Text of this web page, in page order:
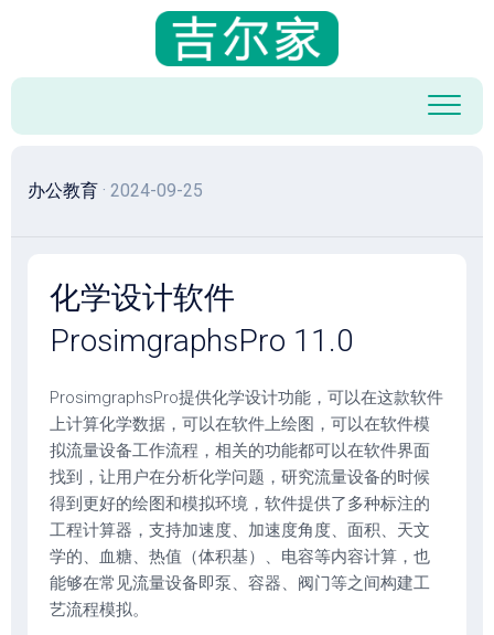
容
办公教育 · 2024-09-25
化学设计软件
ProsimgraphsPro 11.0
ProsimgraphsPro提供化学设计功能，可以在这款软件
上计算化学数据，可以在软件上绘图，可以在软件模
拟流量设备工作流程，相关的功能都可以在软件界面
找到，让用户在分析化学问题，研究流量设备的时候
得到更好的绘图和模拟环境，软件提供了多种标注的
工程计算器，支持加速度、加速度角度、面积、天文
学的、血糖、热值（体积基）、电容等内容计算，也
能够在常见流量设备即泵、容器、阀门等之间构建工
艺流程模拟。